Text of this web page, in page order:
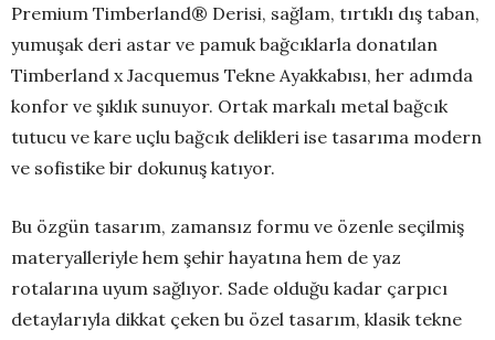
Premium Timberland® Derisi, sağlam, tırtıklı dış taban,
yumuşak deri astar ve pamuk bağcıklarla donatılan
Timberland x Jacquemus Tekne Ayakkabısı, her adımda
konfor ve şıklık sunuyor. Ortak markalı metal bağcık
tutucu ve kare uçlu bağcık delikleri ise tasarıma modern
ve sofistike bir dokunuş katıyor.
Bu özgün tasarım, zamansız formu ve özenle seçilmiş
materyalleriyle hem şehir hayatına hem de yaz
rotalarına uyum sağlıyor. Sade olduğu kadar çarpıcı
detaylarıyla dikkat çeken bu özel tasarım, klasik tekne